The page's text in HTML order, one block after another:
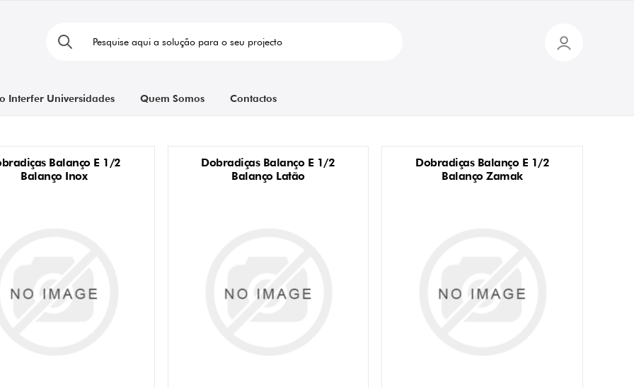
Interfer Universidades Quem Somos Contactos
Balanço E 1/2
Balanço Inox
Dobradiças Balanço E 1/2
Balanço Latão
Dobradiças Balanço E 1/2
Balanço Zamak